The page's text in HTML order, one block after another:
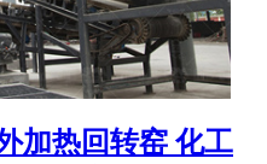
加热回转窑 化工